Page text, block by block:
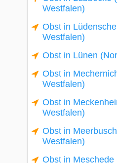
Westfalen)
Obst in
Westfalen)
Obst in Lünen
Obst in
Westfalen)
Obst in
Westfalen)
Obst in
Westfalen)
Obst in Meschede